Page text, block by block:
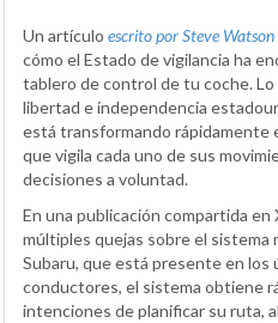
Un artículo escrito por Steve
cómo el Estado de vigilancia ha
tablero de control de tu coche.
libertad e independencia
está transformando rápidamente
que vigila cada uno de sus
decisiones a voluntad.
En una publicación compartida en
múltiples quejas sobre el sistema
Subaru, que está presente en los
conductores, el sistema obtiene
intenciones de planificar su ruta,